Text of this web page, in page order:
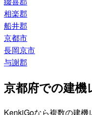
相楽郡
船井郡
京都市
長岡京市
与謝郡
京都府での建
KenkiGoなら複数の建機